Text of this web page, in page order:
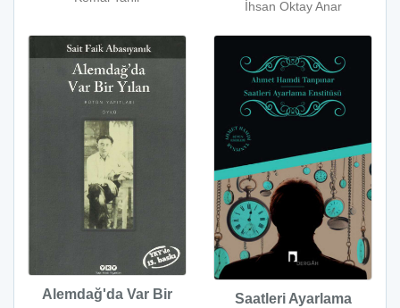
İhsan Oktay Anar
Alemdağ'da Var Bir
Saatleri Ayarlama